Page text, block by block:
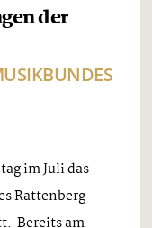
der
im Juli das
Rattenberg
Bereits am